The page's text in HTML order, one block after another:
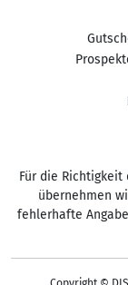
Für die
übernehmen
fehlerhafte